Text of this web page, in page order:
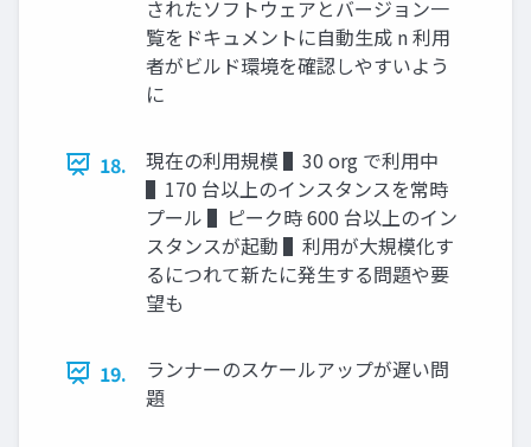
されたソフトウェアとバージョン⼀
覧をドキュメントに⾃動⽣成 n 利⽤
者がビルド環境を確認しやすいよう
に
18.
現在の利⽤規模 ▌30 org で利⽤中
▌170 台以上のインスタンスを常時
プール ▌ピーク時 600 台以上のイン
スタンスが起動 ▌利⽤が⼤規模化す
るにつれて新たに発⽣する問題や要
望も
19.
ランナーのスケールアップが遅い問
題